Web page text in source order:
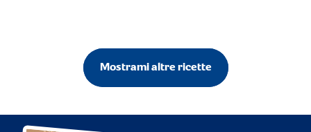
Mostrami altre ricette